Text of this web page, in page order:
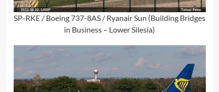
SP-RKE / Boeing 737-8AS / Ryanair Sun (Building Bridges
in Business – Lower Silesia)